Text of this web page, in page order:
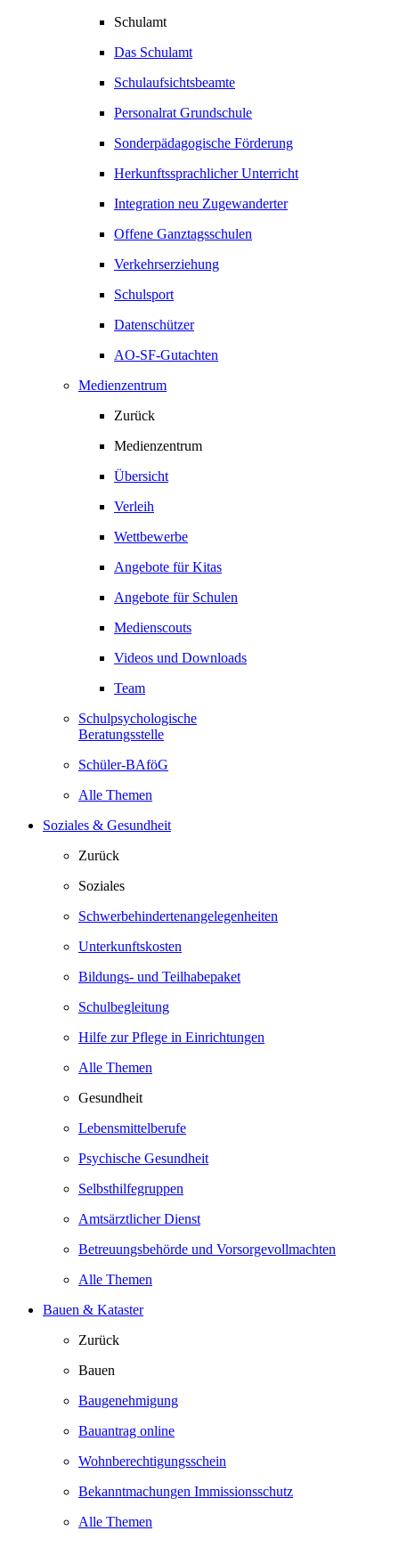
Schulamt
Das Schulamt
Schulaufsichtsbeamte
Personalrat Grundschule
Sonderpädagogische Förderung
Herkunftssprachlicher Unterricht
Integration neu Zugewanderter
Offene Ganztagsschulen
Verkehrserziehung
Schulsport
Datenschützer
AO-SF-Gutachten
Medienzentrum
Zurück
Medienzentrum
Übersicht
Verleih
Wettbewerbe
Angebote für Kitas
Angebote für Schulen
Medienscouts
Videos und Downloads
Team
Schulpsychologische
Beratungsstelle
Schüler-BAföG
Alle Themen
Soziales & Gesundheit
Zurück
Soziales
Schwerbehindertenangelegenheiten
Unterkunftskosten
Bildungs- und Teilhabepaket
Schulbegleitung
Hilfe zur Pflege in Einrichtungen
Alle Themen
Gesundheit
Lebensmittelberufe
Psychische Gesundheit
Selbsthilfegruppen
Amtsärztlicher Dienst
Betreuungsbehörde und Vorsorgevollmachten
Alle Themen
Bauen & Kataster
Zurück
Bauen
Baugenehmigung
Bauantrag online
Wohnberechtigungsschein
Bekanntmachungen Immissionsschutz
Alle Themen